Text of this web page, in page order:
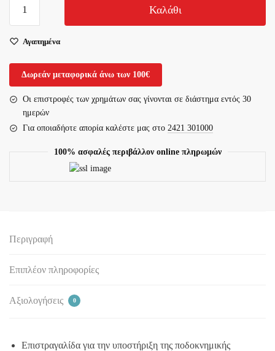
Οκτωειδούς
Zahoprene
Καλάθι
Αγαπημένα
Δωρεάν μεταφορικά άνω των 100€
Οι επιστροφές των χρημάτων σας γίνονται σε διάστημα εντός 30
ημερών
Για οποιαδήοτε απορία καλέστε μας στο 2421 301000
100% ασφαλές περιβάλλον online πληρωμών
Περιγραφή
Επιπλέον πληροφορίες
Αξιολογήσεις 0
Επιστραγαλίδα για την υποστήριξη της ποδοκνημικής